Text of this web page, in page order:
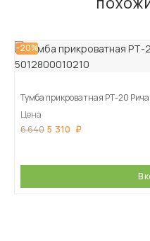
-20%
Тумба прикроватная РТ-20
Цена
6 640 5 310
В